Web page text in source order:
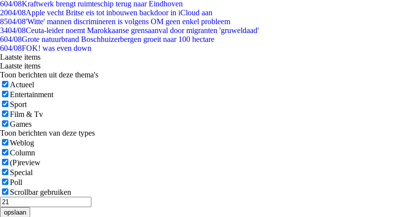
604/08Kraftwerk brengt ruimteschip terug naar Eindhoven
2004/08Apple vecht Britse eis tot inbouwen backdoor in iCloud aan
8504/08'Witte' mannen discrimineren is volgens OM geen enkel probleem
3404/08Ceuta-leider noemt Marokkaanse grensaanval door migranten 'gruweldaad'
604/08Grote natuurbrand Boschhuizerbergen groeit naar 100 hectare
604/08FOK! was even down
Laatste items
Laatste items
Toon berichten uit deze thema's
Actueel
Entertainment
Sport
Film & Tv
Games
Toon berichten van deze types
Weblog
Column
(P)review
Special
Poll
Scrollbar gebruiken
opslaan